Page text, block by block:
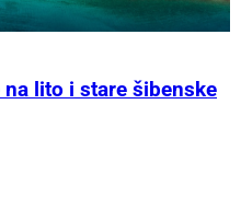
lito i stare šibenske